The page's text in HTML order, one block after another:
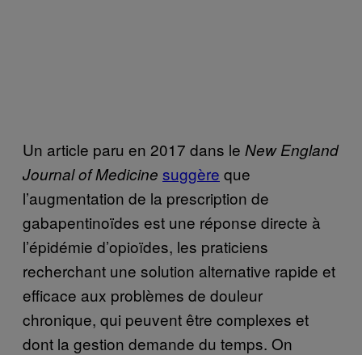
Un article paru en 2017 dans le New England
Journal of Medicine suggère que
l’augmentation de la prescription de
gabapentinoïdes est une réponse directe à
l’épidémie d’opioïdes, les praticiens
recherchant une solution alternative rapide et
efficace aux problèmes de douleur
chronique, qui peuvent être complexes et
dont la gestion demande du temps. On